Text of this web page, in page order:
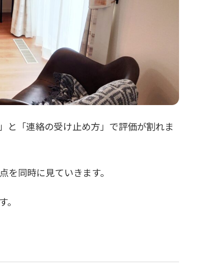
と「連絡の受け止め方」で評価が割れま
同時に見ていきます。